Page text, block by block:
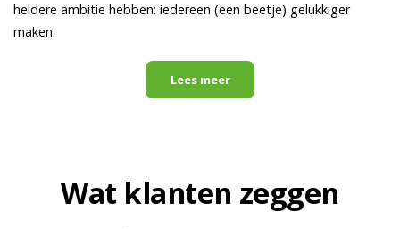
heldere ambitie hebben: iedereen (een beetje) gelukkiger
maken.
Lees meer
Wat klanten zeggen